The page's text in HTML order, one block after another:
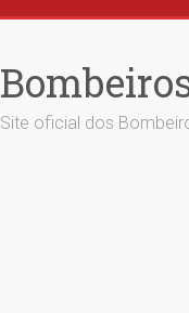
Site oficial dos